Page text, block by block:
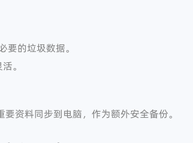
要的垃圾数据。
。
资料同步到电脑，作为额外安全备份。